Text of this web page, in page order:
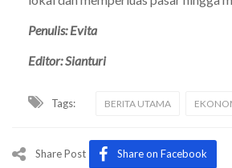
Penulis: Evita
Editor: Sianturi
Tags: BERITA UTAMA
Share Post Share on Facebook